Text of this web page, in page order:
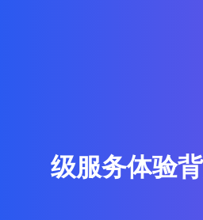
级服务体验